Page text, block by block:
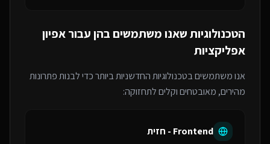
הטכנולוגיות שאנו משתמשים בהן עבוראפיון
אפליקציות
אנו משתמשים בטכנולוגיות החדשניות ביותר כדי לבנות פתרונות
מהירים, מאובטחים וקלים לתחזוקה:
Frontend - חזית